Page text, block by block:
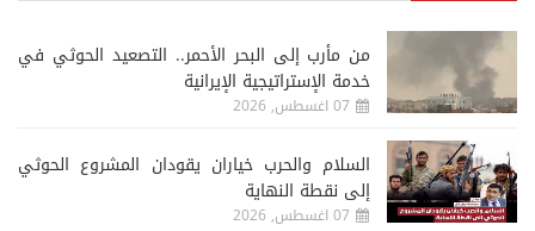
من مأرب إلى البحر الأحمر.. التصعيد الحوثي في
خدمة الإستراتيجية الإيرانية
07 اغسطس, 2026
السلام والحرب خياران يقودان المشروع الحوثي
إلى نقطة النهاية
07 اغسطس, 2026